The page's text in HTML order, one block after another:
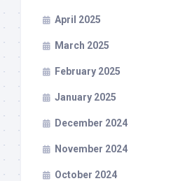
April 2025
March 2025
February 2025
January 2025
December 2024
November 2024
October 2024